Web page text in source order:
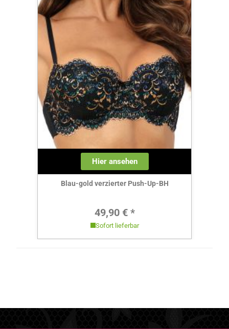
Hier ansehen
Blau-gold verzierter Push-Up-BH
Regulärer Preis:
49,90 € *
Sofort lieferbar